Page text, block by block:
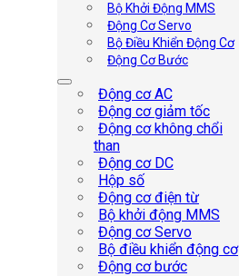
Bộ Khởi Động MMS
Động Cơ Servo
Bộ Điều Khiển Động Cơ
Động Cơ Bước
Động cơ AC
Động cơ giảm tốc
Động cơ không chổi
than
Động cơ DC
Hộp số
Động cơ điện từ
Bộ khởi động MMS
Động cơ Servo
Bộ điều khiển động cơ
Động cơ bước